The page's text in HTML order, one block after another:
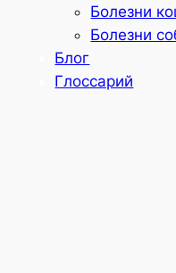
Болезни
Болезни
Блог
Глоссарий